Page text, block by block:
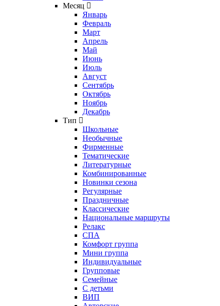
Месяц
Январь
Февраль
Март
Апрель
Май
Июнь
Июль
Август
Сентябрь
Октябрь
Ноябрь
Декабрь
Тип
Школьные
Необычные
Фирменные
Тематические
Литературные
Комбинированные
Новинки сезона
Регулярные
Праздничные
Классические
Национальные маршруты
Релакс
СПА
Комфорт группа
Мини группа
Индивидуальные
Групповые
Семейные
С детьми
ВИП